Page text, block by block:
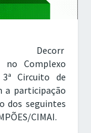
Decorr
Complexo
Circuito de
a participação
dos seguintes
CIMAI.